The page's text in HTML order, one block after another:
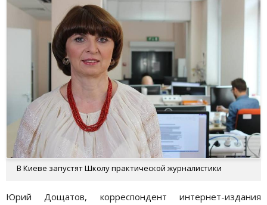
В Киеве запустят Школу практической журналистики
Юрий Дощатов, корреспондент интернет-издания